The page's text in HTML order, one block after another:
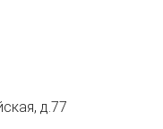
д.77